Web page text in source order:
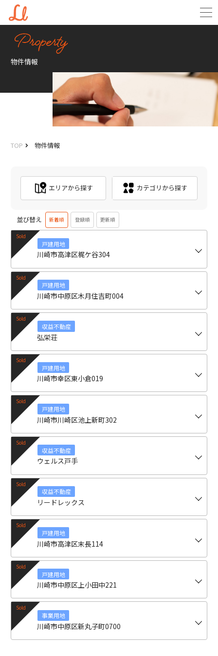
物件情報
TOP 物件情報
エリアから探す カテゴリから探す
並び替え 新着順 登録順 更新順
戸建用地
川崎市高津区梶ケ谷304
戸建用地
川崎市中原区木月住吉町004
収益不動産
弘栄荘
戸建用地
川崎市幸区東小倉019
戸建用地
川崎市川崎区池上新町302
収益不動産
ウェルス戸手
収益不動産
リードレックス
戸建用地
川崎市高津区末長114
戸建用地
川崎市中原区上小田中221
事業用地
川崎市中原区新丸子町0700